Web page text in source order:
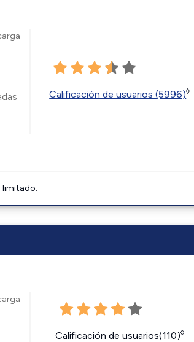
Calificación de usuarios (5996)◊
limitado.
Calificación de usuarios(110)◊